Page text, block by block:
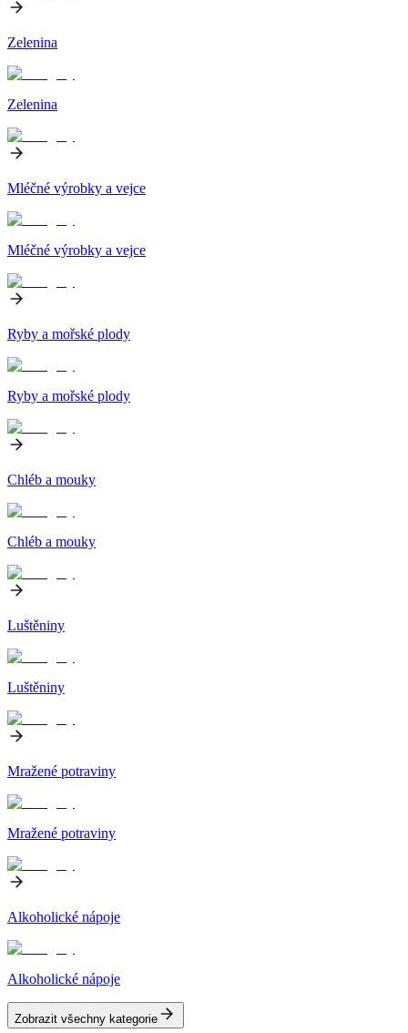
Zelenina
Zelenina
Mléčné výrobky a vejce
Mléčné výrobky a vejce
Ryby a mořské plody
Ryby a mořské plody
Chléb a mouky
Chléb a mouky
Luštěniny
Luštěniny
Mražené potraviny
Mražené potraviny
Alkoholické nápoje
Alkoholické nápoje
Zobrazit všechny kategorie